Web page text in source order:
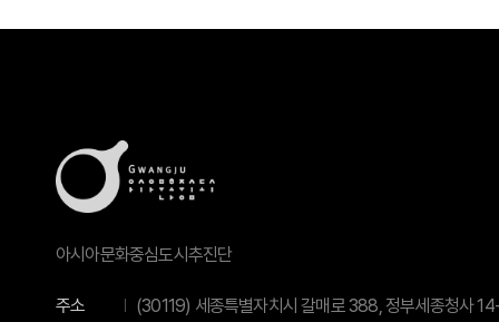
아시아문화중심도시추진단
주소
(30119) 세종특별자치시 갈매로 388, 정부세종청사